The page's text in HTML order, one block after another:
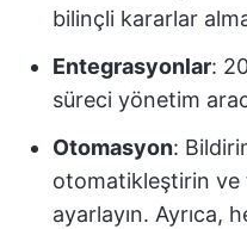
bilinçli kararlar
Entegrasyonlar:
süreci yönetim
Otomasyon:
otomatikleştirin ve
ayarlayın. Ayrıca,